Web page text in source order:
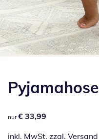
Pyjamahose
€ 33,99
nur € 33,99
inkl. MwSt. zzgl. Versand